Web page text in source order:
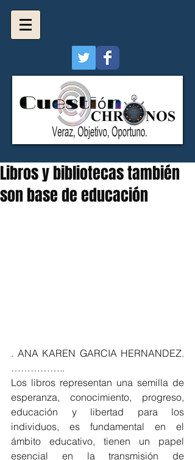
Libros y bibliotecas también
son base de educación
. ANA KAREN GARCIA HERNANDEZ.
……………..
Los libros representan una semilla de
esperanza, conocimiento, progreso,
educación y libertad para los
individuos, es fundamental en el
ámbito educativo, tienen un papel
esencial en la transmisión de